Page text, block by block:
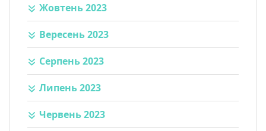
Жовтень 2023
Вересень 2023
Серпень 2023
Липень 2023
Червень 2023